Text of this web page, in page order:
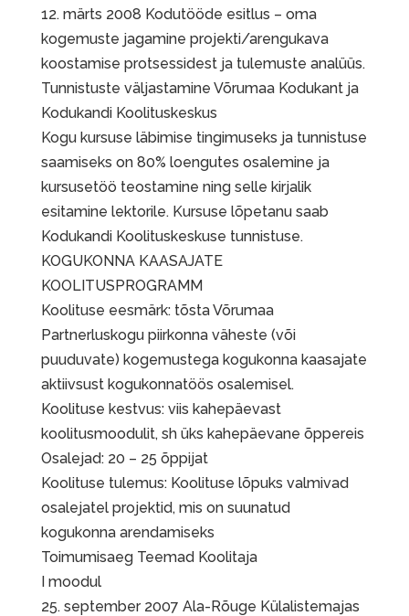
12. märts 2008 Kodutööde esitlus – oma
kogemuste jagamine projekti/arengukava
koostamise protsessidest ja tulemuste analüüs.
Tunnistuste väljastamine Võrumaa Kodukant ja
Kodukandi Koolituskeskus
Kogu kursuse läbimise tingimuseks ja tunnistuse
saamiseks on 80% loengutes osalemine ja
kursusetöö teostamine ning selle kirjalik
esitamine lektorile. Kursuse lõpetanu saab
Kodukandi Koolituskeskuse tunnistuse.
KOGUKONNA KAASAJATE
KOOLITUSPROGRAMM
Koolituse eesmärk: tõsta Võrumaa
Partnerluskogu piirkonna väheste (või
puuduvate) kogemustega kogukonna kaasajate
aktiivsust kogukonnatöös osalemisel.
Koolituse kestvus: viis kahepäevast
koolitusmoodulit, sh üks kahepäevane õppereis
Osalejad: 20 – 25 õppijat
Koolituse tulemus: Koolituse lõpuks valmivad
osalejatel projektid, mis on suunatud
kogukonna arendamiseks
Toimumisaeg Teemad Koolitaja
I moodul
25. september 2007 Ala-Rõuge Külalistemajas